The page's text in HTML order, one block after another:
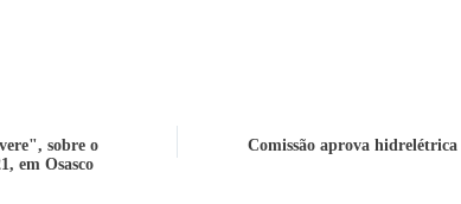
sobre o
em Osasco
Comissão aprova